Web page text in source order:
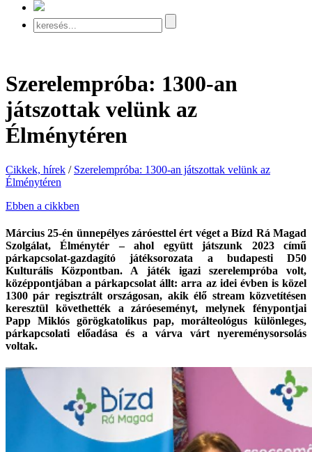
Szerelempróba: 1300-an
játszottak velünk az
Élménytéren
Cikkek, hírek / Szerelempróba: 1300-an játszottak velünk az
Élménytéren
Ebben a cikkben
Március 25-én ünnepélyes záróesttel ért véget a Bízd Rá Magad
Szolgálat, Élménytér – ahol együtt játszunk 2023 című
párkapcsolat-gazdagító játéksorozata a budapesti D50
Kulturális Központban. A játék igazi szerelempróba volt,
középpontjában a párkapcsolat állt: arra az idei évben is közel
1300 pár regisztrált országosan, akik élő stream közvetítésen
keresztül követhették a záróeseményt, melynek fénypontjai
Papp Miklós görögkatolikus pap, morálteológus különleges,
párkapcsolati előadása és a várva várt nyereménysorsolás
voltak.